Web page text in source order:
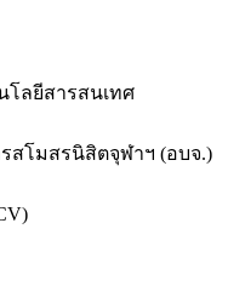
โลยีสารสนเทศ
สโมสรนิสิตจุฬาฯ (อบจ.)